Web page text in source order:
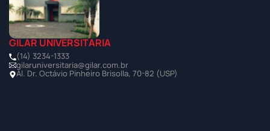
GILAR UNIVERSITÁRIA
(14) 3234-1333
gilaruniversitaria@gilar.com.br
Al. Dr. Octávio Pinheiro Brisolla, 70-82 (USP)